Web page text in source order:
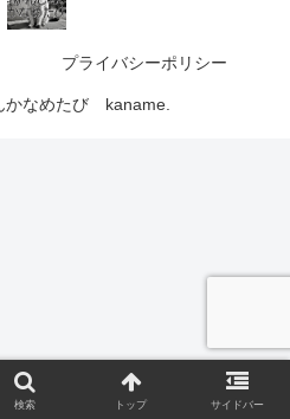
プライバシーポリシー
かなめたび kaname.
検索 トップ サイドバー